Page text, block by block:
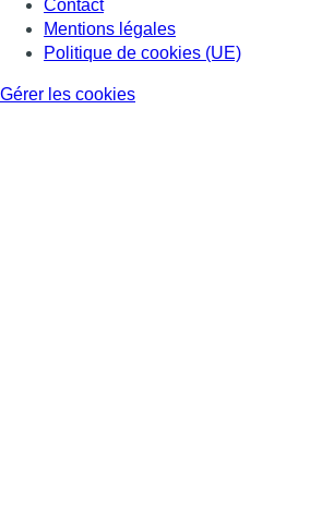
Contact
Mentions légales
Politique de cookies (UE)
Gérer les cookies